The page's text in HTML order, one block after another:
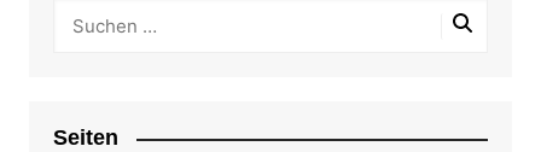
Seiten